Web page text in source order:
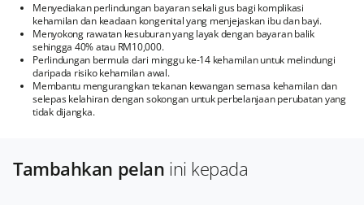
Menyediakan perlindungan bayaran sekali gus bagi komplikasi
kehamilan dan keadaan kongenital yang menjejaskan ibu dan bayi.
Menyokong rawatan kesuburan yang layak dengan bayaran balik
sehingga 40% atau RM10,000.
Perlindungan bermula dari minggu ke-14 kehamilan untuk melindungi
daripada risiko kehamilan awal.
Membantu mengurangkan tekanan kewangan semasa kehamilan dan
selepas kelahiran dengan sokongan untuk perbelanjaan perubatan yang
tidak dijangka.
Tambahkan pelan ini kepada